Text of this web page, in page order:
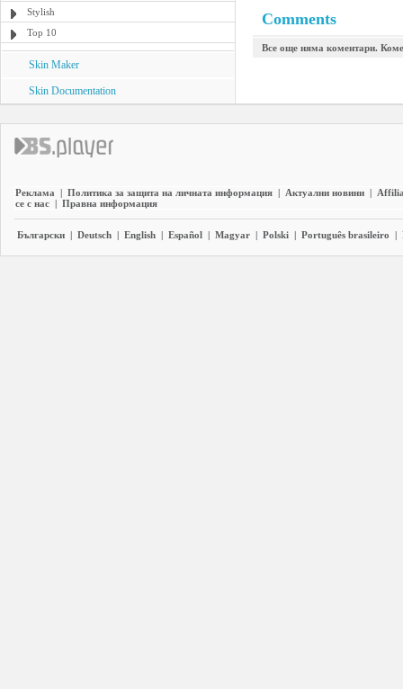
Stylish
Top 10
Skin Maker
Skin Documentation
Comments
Все още няма коментари.
Реклама | Политика за защита на личната информация | Актуални новини |
се с нас | Правна информация
Български | Deutsch | English | Español | Magyar | Polski | Português brasileiro |